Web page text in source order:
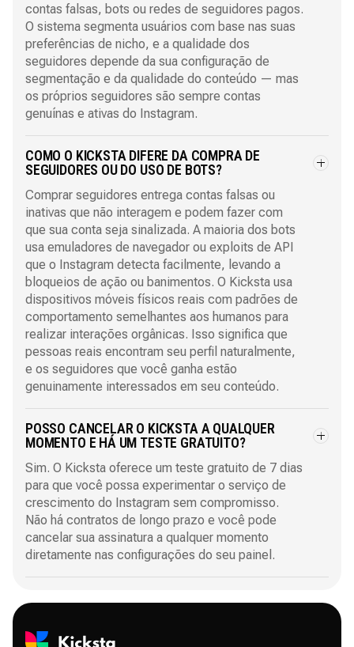
contas falsas, bots ou redes de seguidores pagos.
O sistema segmenta usuários com base nas suas
preferências de nicho, e a qualidade dos
seguidores depende da sua configuração de
segmentação e da qualidade do conteúdo — mas
os próprios seguidores são sempre contas
genuínas e ativas do Instagram.
COMO O KICKSTA DIFERE DA COMPRA DE
SEGUIDORES OU DO USO DE BOTS?
Comprar seguidores entrega contas falsas ou
inativas que não interagem e podem fazer com
que sua conta seja sinalizada. A maioria dos bots
usa emuladores de navegador ou exploits de API
que o Instagram detecta facilmente, levando a
bloqueios de ação ou banimentos. O Kicksta usa
dispositivos móveis físicos reais com padrões de
comportamento semelhantes aos humanos para
realizar interações orgânicas. Isso significa que
pessoas reais encontram seu perfil naturalmente,
e os seguidores que você ganha estão
genuinamente interessados em seu conteúdo.
POSSO CANCELAR O KICKSTA A QUALQUER
MOMENTO E HÁ UM TESTE GRATUITO?
Sim. O Kicksta oferece um teste gratuito de 7 dias
para que você possa experimentar o serviço de
crescimento do Instagram sem compromisso.
Não há contratos de longo prazo e você pode
cancelar sua assinatura a qualquer momento
diretamente nas configurações do seu painel.